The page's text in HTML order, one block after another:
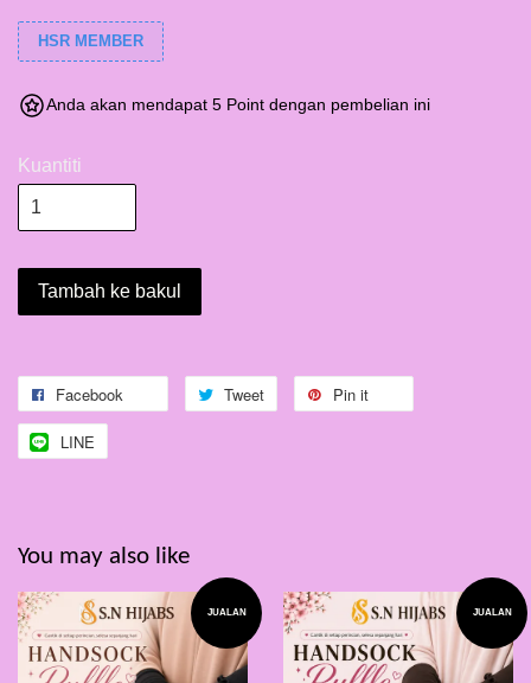
HSR MEMBER
Anda akan mendapat 5 Point dengan pembelian ini
Kuantiti
Tambah ke bakul
Facebook Tweet Pin it
LINE
You may also like
JUALAN JUALAN